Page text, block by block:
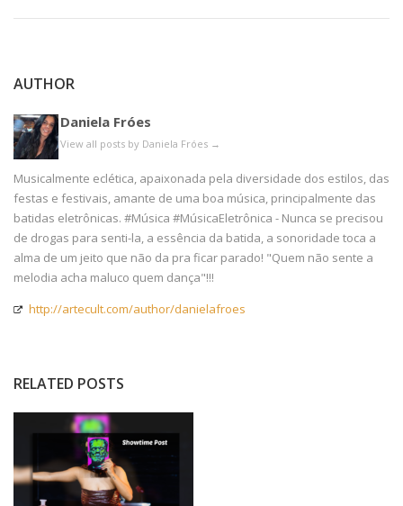
AUTHOR
Daniela Fróes
View all posts by Daniela Fróes →
Musicalmente eclética, apaixonada pela diversidade dos estilos, das
festas e festivais, amante de uma boa música, principalmente das
batidas eletrônicas. #Música #MúsicaEletrônica - Nunca se precisou
de drogas para senti-la, a essência da batida, a sonoridade toca a
alma de um jeito que não da pra ficar parado! "Quem não sente a
melodia acha maluco quem dança"!!!
http://artecult.com/author/danielafroes
RELATED POSTS